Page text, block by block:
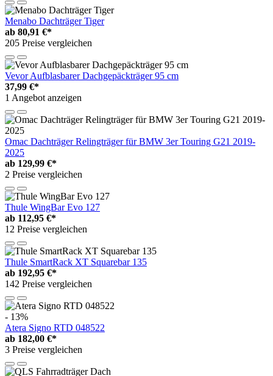
Menabo Dachträger Tiger
ab 80,91 €*
205 Preise vergleichen
Vevor Aufblasbarer Dachgepäckträger 95 cm
37,99 €*
1 Angebot anzeigen
Omac Dachträger Relingträger für BMW 3er Touring G21 2019-
2025
ab 129,99 €*
2 Preise vergleichen
Thule WingBar Evo 127
ab 112,95 €*
12 Preise vergleichen
Thule SmartRack XT Squarebar 135
ab 192,95 €*
142 Preise vergleichen
- 13%
Atera Signo RTD 048522
ab 182,00 €*
3 Preise vergleichen